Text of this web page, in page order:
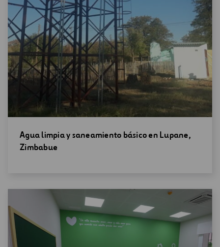
Abrir
una
Agua limpia y saneamiento básico en Lupane,
Zimbabue